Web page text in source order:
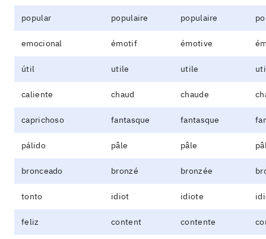
popular populaire populaire
emocional émotif émotive
útil utile utile
caliente chaud chaude
caprichoso fantasque fantasque
pálido pâle pâle
bronceado bronzé bronzée
tonto idiot idiote
feliz content contente